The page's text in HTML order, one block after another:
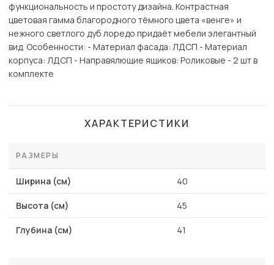
функциональность и простоту дизайна. Контрастная
цветовая гамма благородного тёмного цвета «венге» и
нежного светлого дуб лоредо придаёт мебели элегантный
вид. Особенности: - Материал фасада: ЛДСП - Материал
корпуса: ЛДСП - Направялющие ящиков: Роликовые - 2 шт в
комплекте
ХАРАКТЕРИСТИКИ
РАЗМЕРЫ
Ширина (см) 40
Высота (см) 45
Глубина (см) 41